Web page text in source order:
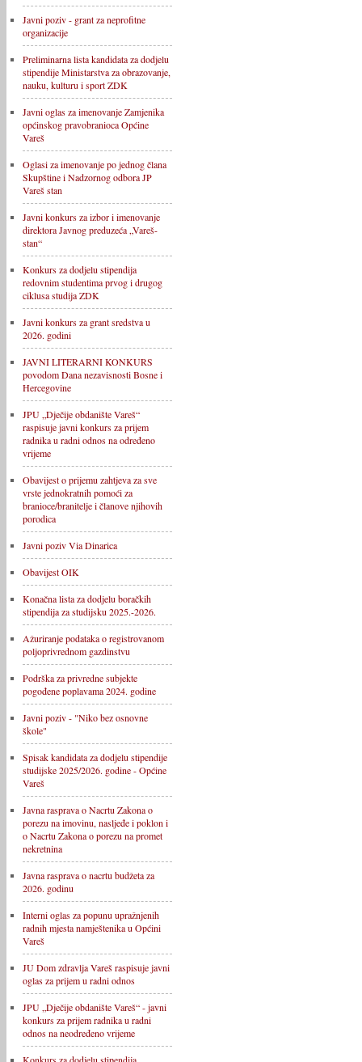
Javni poziv - grant za neprofitne
organizacije
Preliminarna lista kandidata za dodjelu
stipendije Ministarstva za obrazovanje,
nauku, kulturu i sport ZDK
Javni oglas za imenovanje Zamjenika
općinskog pravobranioca Općine
Vareš
Oglasi za imenovanje po jednog člana
Skupštine i Nadzornog odbora JP
Vareš stan
Javni konkurs za izbor i imenovanje
direktora Javnog preduzeća „Vareš-
stan“
Konkurs za dodjelu stipendija
redovnim studentima prvog i drugog
ciklusa studija ZDK
Javni konkurs za grant sredstva u
2026. godini
JAVNI LITERARNI KONKURS
povodom Dana nezavisnosti Bosne i
Hercegovine
JPU „Dječije obdanište Vareš“
raspisuje javni konkurs za prijem
radnika u radni odnos na određeno
vrijeme
Obavijest o prijemu zahtjeva za sve
vrste jednokratnih pomoći za
branioce/branitelje i članove njihovih
porodica
Javni poziv Via Dinarica
Obavijest OIK
Konačna lista za dodjelu boračkih
stipendija za studijsku 2025.-2026.
Ažuriranje podataka o registrovanom
poljoprivrednom gazdinstvu
Podrška za privredne subjekte
pogođene poplavama 2024. godine
Javni poziv - "Niko bez osnovne
škole"
Spisak kandidata za dodjelu stipendije
studijske 2025/2026. godine - Općine
Vareš
Javna rasprava o Nacrtu Zakona o
porezu na imovinu, nasljeđe i poklon i
o Nacrtu Zakona o porezu na promet
nekretnina
Javna rasprava o nacrtu budžeta za
2026. godinu
Interni oglas za popunu upražnjenih
radnih mjesta namještenika u Općini
Vareš
JU Dom zdravlja Vareš raspisuje javni
oglas za prijem u radni odnos
JPU „Dječije obdanište Vareš“ - javni
konkurs za prijem radnika u radni
odnos na neodređeno vrijeme